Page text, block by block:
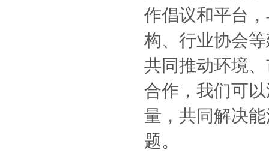
作倡议和平台
构、行业协会
共同推动环境
合作，我们可
量，共同解决
题。